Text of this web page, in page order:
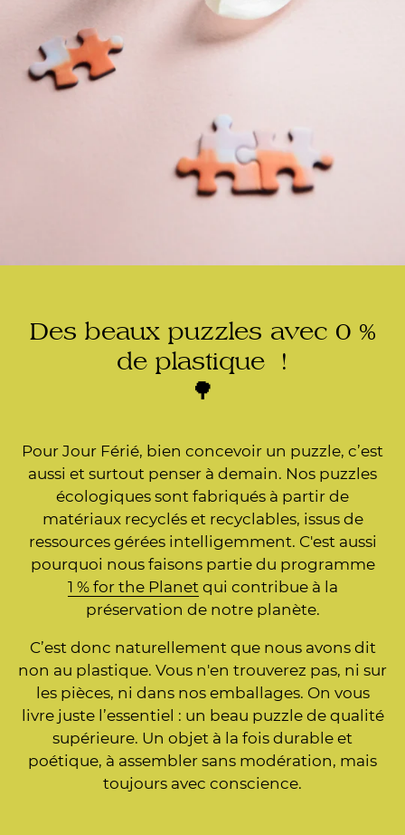
Des beaux puzzles avec 0 %
de plastique !
🌳
Pour Jour Férié, bien concevoir un puzzle, c’est
aussi et surtout penser à demain. Nos puzzles
écologiques sont fabriqués à partir de
matériaux recyclés et recyclables, issus de
ressources gérées intelligemment. C'est aussi
pourquoi nous faisons partie du programme
1 % for the Planet qui contribue à la
préservation de notre planète.
C’est donc naturellement que nous avons dit
non au plastique. Vous n'en trouverez pas, ni sur
les pièces, ni dans nos emballages. On vous
livre juste l’essentiel : un beau puzzle de qualité
supérieure. Un objet à la fois durable et
poétique, à assembler sans modération, mais
toujours avec conscience.